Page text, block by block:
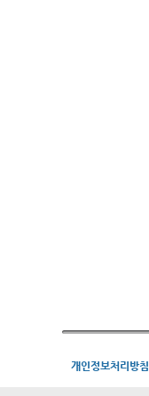
개인정보처리방침